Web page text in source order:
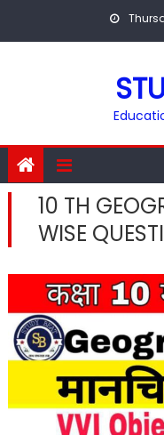
10 TH
WISE